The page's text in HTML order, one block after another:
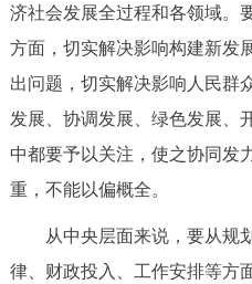
济社会发展全过程和各领域。
方面，切实解决影响构建新发
出问题，切实解决影响人民群
发展、协调发展、绿色发展、
中都要予以关注，使之协同发
重，不能以偏概全。
从中央层面来说，要从规
律、财政投入、工作安排等方